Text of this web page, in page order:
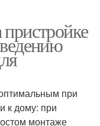
при
к дому: при
монтаже